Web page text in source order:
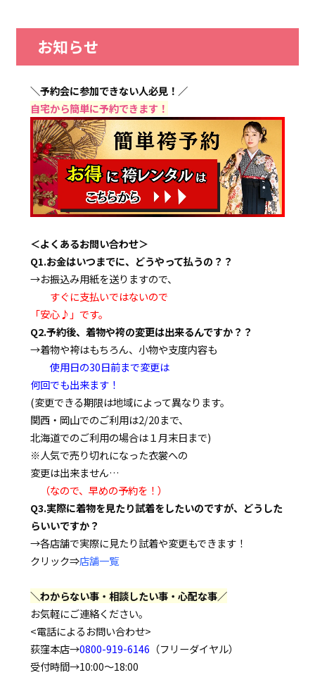
お知らせ
＼予約会に参加できない人必見！／
自宅から簡単に予約できます！
＜よくあるお問い合わせ＞
Q1.お金はいつまでに、どうやって払うの？？
→お振込み用紙を送りますので、
すぐに支払いではないので
「安心♪」です。
Q2.予約後、着物や袴の変更は出来るんですか？？
→着物や袴はもちろん、小物や支度内容も
使用日の30日前まで変更は
何回でも出来ます！
(変更できる期限は地域によって異なります。
関西・岡山でのご利用は2/20まで、
北海道でのご利用の場合は１月末日まで)
※人気で売り切れになった衣裳への
変更は出来ません…
（なので、早めの予約を！）
Q3.実際に着物を見たり試着をしたいのですが、どうした
らいいですか？
→各店舗で実際に見たり試着や変更もできます！
クリック⇒店舗一覧
＼わからない事・相談したい事・心配な事／
お気軽にご連絡ください。
<電話によるお問い合わせ>
荻窪本店→0800-919-6146 （フリーダイヤル）
受付時間→10:00～18:00